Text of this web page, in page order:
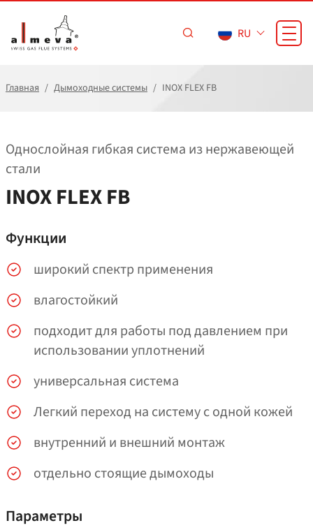
RU
Главная Дымоходные системы INOX FLEX FB
Однослойная гибкая система из нержавеющей
стали
INOX FLEX FB
Функции
широкий спектр применения
влагостойкий
подходит для работы под давлением при
использовании уплотнений
универсальная система
Легкий переход на систему с одной кожей
внутренний и внешний монтаж
отдельно стоящие дымоходы
Параметры